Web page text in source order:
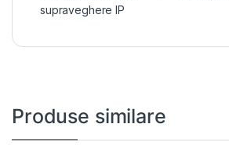
supraveghere IP
Produse similare